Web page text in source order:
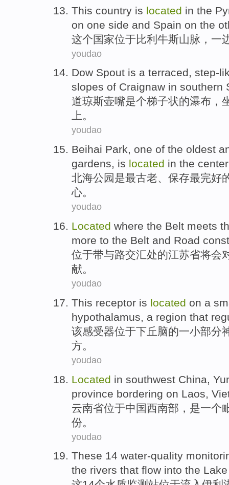
This country is located in the
on one side and Spain on the
这个国家位于比利 牛斯山脉 ， 一
youdao
Dow Spout is a terraced, step-
slopes of Craignaw in southern
道琼斯壶嘴是个梯子状的瀑布 ，
上。
youdao
Beihai Park, one of the oldest
gardens, is located in the center
北海公园是最古老、 保存最完好
心。
youdao
Located where the Belt meets
more to the Belt and Road
位于带与路交汇处的江苏省将会
献。
youdao
This receptor is located on a
hypothalamus, a region that
该感受器位于下丘脑的一小部分
方。
youdao
Located in southwest China
province bordering on Laos
云南省位于中国西南部 ， 是一个
份 。
youdao
These 14 water-quality
the rivers that flow into the